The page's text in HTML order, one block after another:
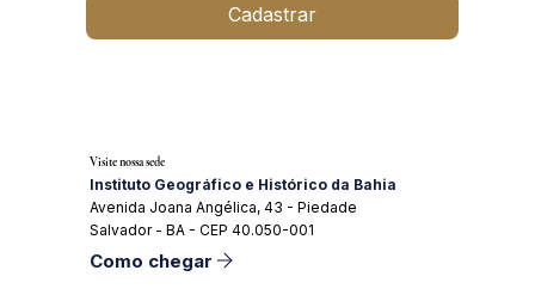
Cadastrar
Visite nossa sede
Instituto Geográfico e Histórico da Bahia
Avenida Joana Angélica, 43 - Piedade
Salvador - BA - CEP 40.050-001
Como chegar